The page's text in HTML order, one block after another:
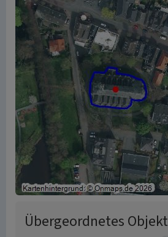
Übergeordnetes Objekt